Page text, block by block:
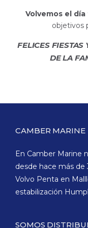
Volvemos el
objetivos
FELICES FIESTAS
DE LA
CAMBER MARINE
En Camber Marine
desde hace más de
Volvo Penta en
estabilización
SOMOS